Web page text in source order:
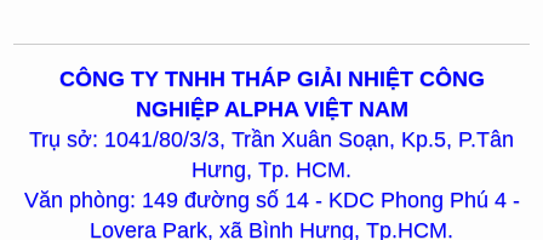
CÔNG TY TNHH THÁP GIẢI NHIỆT CÔNG
NGHIỆP ALPHA VIỆT NAM
Trụ sở: 1041/80/3/3, Trần Xuân Soạn, Kp.5, P.Tân
Hưng, Tp. HCM.
Văn phòng: 149 đường số 14 - KDC Phong Phú 4 -
Lovera Park, xã Bình Hưng, Tp.HCM.